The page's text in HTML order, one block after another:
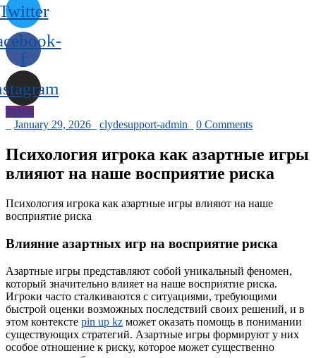
f
Public
January 29, 2026 clydesupport-admin 0 Comments
Психология игрока как азартные игры
влияют на наше восприятие риска
Психология игрока как азартные игры влияют на наше
восприятие риска
Влияние азартных игр на восприятие риска
Азартные игры представляют собой уникальный феномен,
который значительно влияет на наше восприятие риска.
Игроки часто сталкиваются с ситуациями, требующими
быстрой оценки возможных последствий своих решений, и в
этом контексте pin up kz может оказать помощь в понимании
существующих стратегий. Азартные игры формируют у них
особое отношение к риску, которое может существенно